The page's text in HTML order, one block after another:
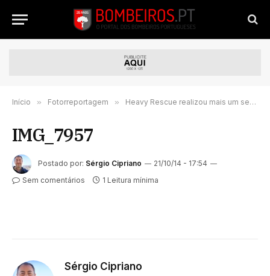
Início » Fotorreportagem » Heavy Rescue realizou mais um seminário internacional em Portugal
IMG_7957
Postado por: Sérgio Cipriano
21/10/14 - 17:54
Sem comentários
1 Leitura mínima
Sérgio Cipriano